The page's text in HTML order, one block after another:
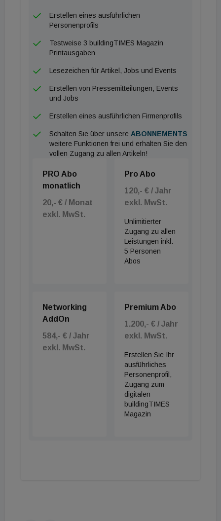
zuvor 26 Jahre als Bereichsleiter für Regiolux und
Vertriebsgeschäft ausgebaut und verfügt über
zu bestehenden Kunden zu vertiefen und sehr eng
sowie mit Fachplanern, Architekten und Investoren
in Österreich zusammenzuarbeiten. In dieser
Funktion übernimmt er die Verantwortung für das
die Steuerung aller Aktivitäten. Beide Marken –
Regiolux und Lichtwerk – werden über die
österreichische Niederlassung vertrieben.
Unterstützt wird die Regiolux Austria GmbH durch
ein erfahrenes Innendienst-Team, einen langjährigen
Verkaufsleiter und weiteren Abteilungen wie zum
Beispiel Technischer Service und Lichtplanung.
Ein Messe-Highlight steht für die neue
Tochtergesellschaft schon auf dem Programm. Das
Unternehmen präsentiert sich auf der Fachmesse
e-nnovation Austria vom 5. bis 7. März 2025 in
Erstellen eines ausführlichen
Personenprofils
Testweise 3 buildingTIMES Magazin
Printausgaben
Lesezeichen für Artikel, Jobs und Events
Erstellen von Pressemitteilungen, Events
und Jobs
Erstellen eines ausführlichen Firmenprofils
Schalten Sie über unsere ABONNEMENTS
weitere Funktionen frei und erhalten Sie den
vollen Zugang zu allen Artikeln!
PRO Abo
monatlich
20,- € / Monat
exkl. MwSt.
Pro Abo
120,- € / Jahr
exkl. MwSt.
Unlimitierter
Zugang zu allen
Leistungen inkl.
5 Personen
Abos
Networking
AddOn
584,- € / Jahr
exkl. MwSt.
Premium Abo
1.200,- € / Jahr
exkl. MwSt.
Erstellen Sie Ihr
ausführliches
Personenprofil,
Zugang zum
digitalen
buildingTIMES
Magazin